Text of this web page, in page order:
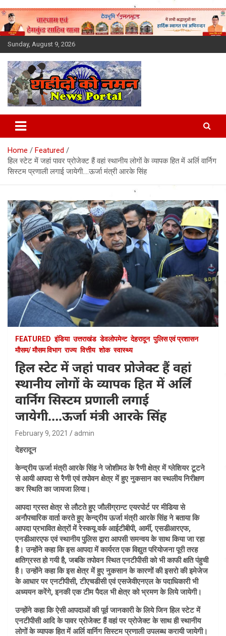
Skip
to
content
Sunday, August 9, 2026
Latest News Today, Breaking
News, Uttarakhand News in
Hindi
Home
Featured
हिल स्टेट में जहां पावर प्रोजेक्ट हैं वहां स्थानीय लोगों के व्यापक हित में अर्लि वार्निग
सिस्टम प्रणाली लगाई जायेगी….ऊर्जा मंत्री आरके सिंह
FEATURED इंडिया उत्तराखंड डेवलोपमेन्ट देहरादून पुलिस एवं प्रशासन
मौसम/ मौसम विभाग राज्य वित्तीय शोक स्वास्थ्य
हिल स्टेट में जहां पावर प्रोजेक्ट हैं वहां
स्थानीय लोगों के व्यापक हित में अर्लि
वार्निग सिस्टम प्रणाली लगाई
जायेगी….ऊर्जा मंत्री आरके सिंह
February 9, 2021 admin
देहरादून
केन्द्रीय ऊर्जा मंत्री आरके सिंह ने जोशीमठ के रैणी क्षेत्र में ग्लेशियर टूटने
से आयी आपदा से रैणी एवं तपोवन क्षेत्र में हुए नुकसान का स्थलीय निरीक्षण
कर स्थिति का जायजा लिया।
आपदा ग्रस्त क्षेत्र से लौटते हुए जौलीग्रान्ट एयरपोर्ट पर मीडिया से
अनौपचारिक वार्ता करते हुए केन्द्रीय ऊर्जा मंत्री आरके सिंह ने बताया कि
आपदा प्रभावित क्षेत्रों में रेस्कयू वर्क आईटीबीपी, आर्मी, एसडीआरएफ,
एनडीआरएफ एवं स्थानीय पुलिस द्वारा आपसी समन्वय के साथ किया जा रहा
है। उन्होंने कहा कि इस आपदा में कार्यरत एक विद्युत परियोजना पूरी तरह
क्षतिग्रस्त हो गयी है, जबकि तपोवन स्थित एनटीपीसी को भी काफी क्षति पंहुची
है। उन्होंने कहा कि इस क्षेत्र में हुए नुकसान के कारणों की इसरो की इमेजेज
के आधार पर एनटीपीसी, टीएचडीसी एवं एसजेवीएनएल के पदाधिकारी भी
अध्ययन करेंगे, इनकी एक टीम पैदल भी क्षेत्र को भ्रमण के लिये जायेगी।
उन्होंने कहा कि ऐसी आपदाओं की पूर्व जानकारी के लिये जिन हिल स्टेट में
एनटीपीसी आदि के पावर प्रोजेक्ट हैं वहां पर प्रोजेक्ट के साथ ही स्थानीय
लोगों के व्यापक हित में अर्लि वार्निग सिस्टम प्रणाली उपलब्ध करायी जायेगी।